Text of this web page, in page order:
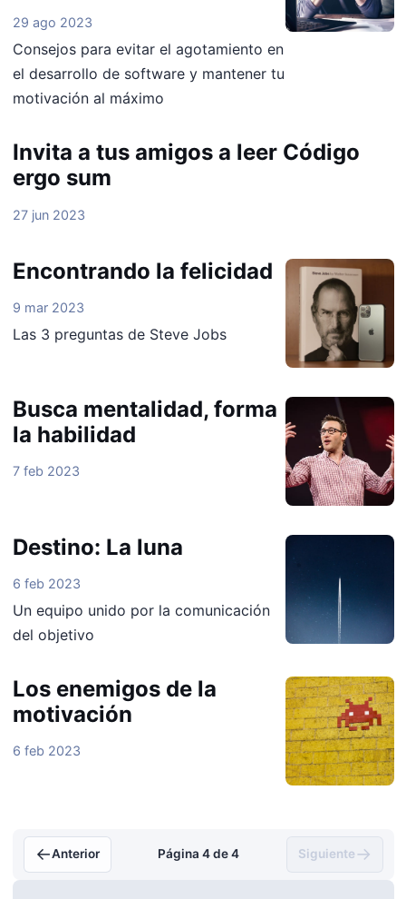
29 ago 2023
Consejos para evitar el agotamiento en
el desarrollo de software y mantener tu
motivación al máximo
Invita a tus amigos a leer Código
ergo sum
27 jun 2023
Encontrando la felicidad
9 mar 2023
Las 3 preguntas de Steve Jobs
Busca mentalidad, forma
la habilidad
7 feb 2023
Destino: La luna
6 feb 2023
Un equipo unido por la comunicación
del objetivo
Los enemigos de la
motivación
6 feb 2023
←Anterior Página 4 de 4 Siguiente →